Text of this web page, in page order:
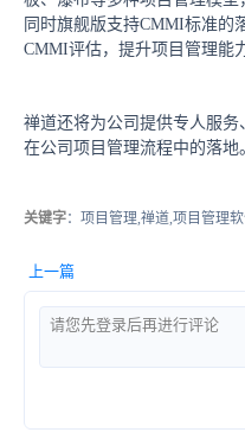
同时旗舰版支持CMMI标准的
CMMI评估，提升项目管理能
禅道还将为公司提供专人服
在公司项目管理流程中的落地
关键字：项目管理,禅道,项目管理
上一篇